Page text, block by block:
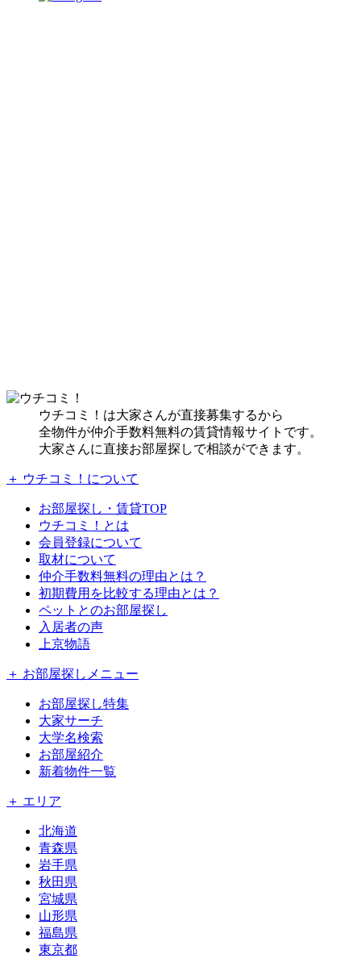
ウチコミ！は大家さんが直接募集するから
全物件が仲介手数料無料の賃貸情報サイトです。
大家さんに直接お部屋探しで相談ができます。
＋ ウチコミ！について
お部屋探し・賃貸TOP
ウチコミ！とは
会員登録について
取材について
仲介手数料無料の理由とは？
初期費用を比較する理由とは？
ペットとのお部屋探し
入居者の声
上京物語
＋ お部屋探しメニュー
お部屋探し特集
大家サーチ
大学名検索
お部屋紹介
新着物件一覧
＋ エリア
北海道
青森県
岩手県
秋田県
宮城県
山形県
福島県
東京都